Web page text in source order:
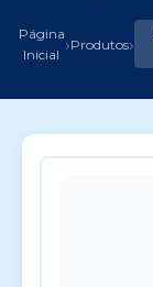
Página
Inicial ›Produtos›